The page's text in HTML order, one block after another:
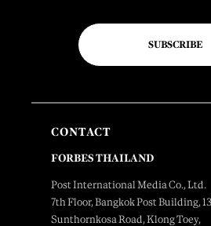
SUBSCRIBE
CONTACT
FORBES THAILAND
Post International Media Co., Ltd.
7th Floor, Bangkok Post Building,
Sunthornkosa Road, Klong Toey,